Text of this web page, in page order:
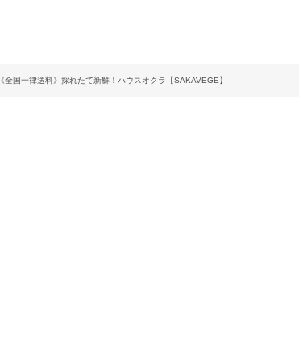
《全国一律送料》採れたて新鮮！ハウスオクラ【SAKAVEGE】